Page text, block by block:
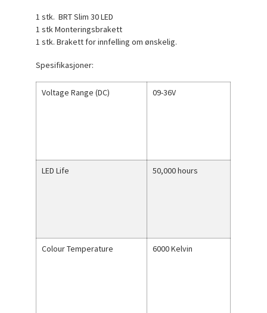
1 stk. BRT Slim 30 LED
1 stk Monteringsbrakett
1 stk. Brakett for innfelling om ønskelig.
Spesifikasjoner:
Voltage Range (DC) 09-36V
LED Life 50,000 hours
Colour Temperature 6000 Kelvin